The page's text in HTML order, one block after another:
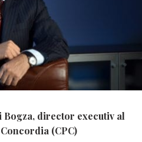
director executiv al
(CPC)